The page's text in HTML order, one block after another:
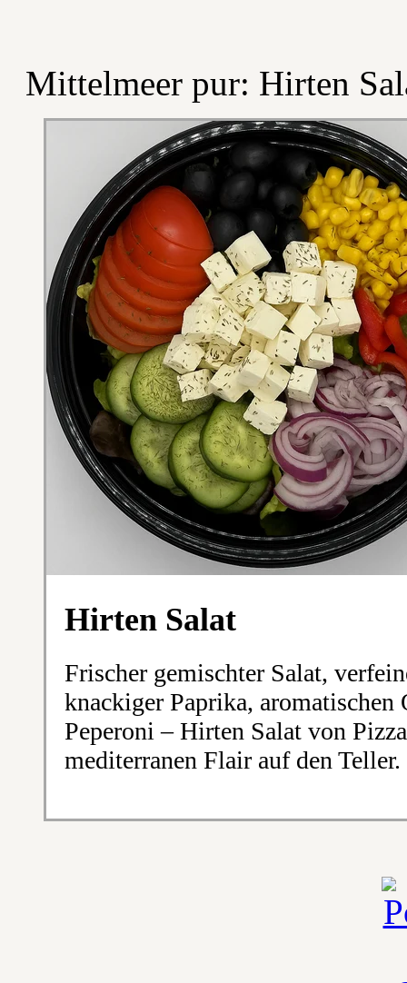
Mittelmeer pur: Hirten
Hirten Salat
Frischer gemischter Salat,
knackiger Paprika,
Peperoni – Hirten Salat von
mediterranen Flair auf den Teller.